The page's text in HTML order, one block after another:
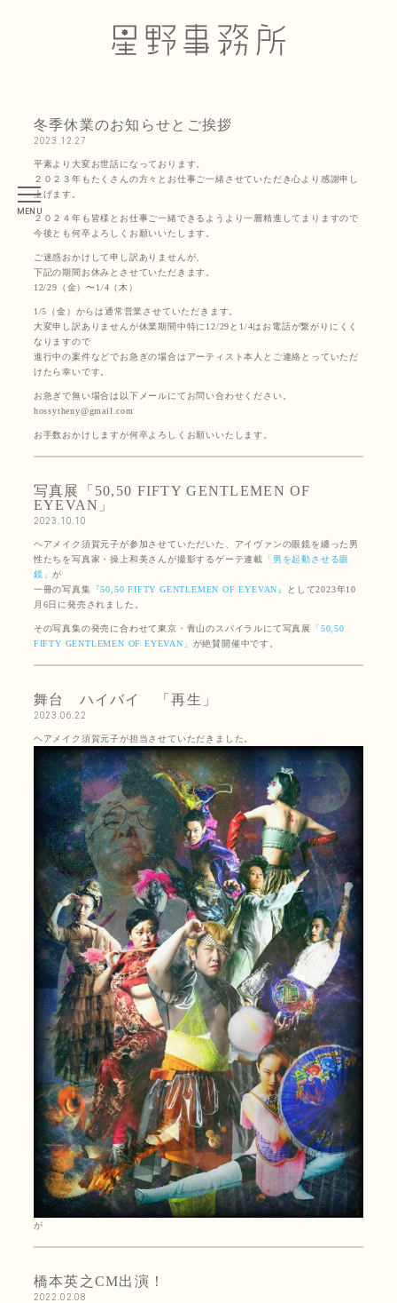
冬季休業のお知らせとご挨拶
2023.12.27
平素より大変お世話になっております。
２０２３年もたくさんの方々とお仕事ご一緒させていただき心より感謝申し
上げます。
２０２４年も皆様とお仕事ご一緒できるようより一層精進してまりますので
今後とも何卒よろしくお願いいたします。
ご迷惑おかけして申し訳ありませんが、
下記の期間お休みとさせていただきます。
12/29（金）〜1/4（木）
1/5（金）からは通常営業させていただきます。
大変申し訳ありませんが休業期間中特に12/29と1/4はお電話が繋がりにくく
なりますので
進行中の案件などでお急ぎの場合はアーティスト本人とご連絡とっていただ
けたら幸いです。
お急ぎで無い場合は以下メールにてお問い合わせください。
hossytheny@gmail.com
お手数おかけしますが何卒よろしくお願いいたします。
写真展「50,50 FIFTY GENTLEMEN OF
EYEVAN」
2023.10.10
ヘアメイク須賀元子が参加させていただいた、アイヴァンの眼鏡を纏った男
性たちを写真家・操上和美さんが撮影するゲーテ連載 「男を起動させる眼
鏡」が
一冊の写真集 『50,50 FIFTY GENTLEMEN OF EYEVAN』 として2023年10
月6日に発売されました。
その写真集の発売に合わせて東京・青山のスパイラルにて写真展
「50,50
FIFTY GENTLEMEN OF EYEVAN」 が絶賛開催中です。
舞台 ハイバイ 「再生」
2023.06.22
ヘアメイク須賀元子が担当させていただきました。
が
橋本英之CM出演！
2022.02.08
MENU